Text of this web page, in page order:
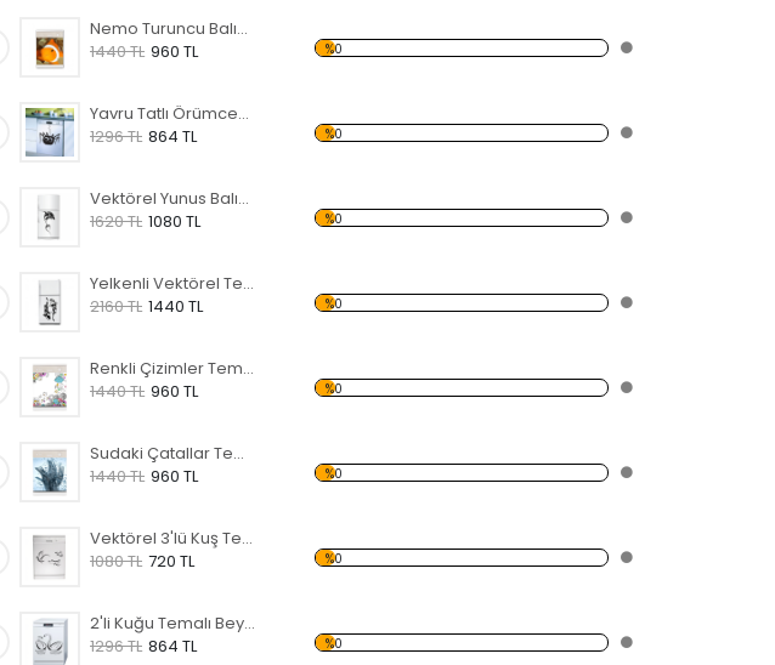
Nemo Turuncu Balık Temalı Beyaz Eşya Sticker
1440 TL 960 TL %0
Yavru Tatlı Örümcek Temalı Beyaz Eşya Sticker
1296 TL 864 TL %0
Vektörel Yunus Balığı Temalı Beyaz Eşya Sticker
1620 TL 1080 TL %0
Yelkenli Vektörel Temalı Beyaz Eşya Sticker
2160 TL 1440 TL %0
Renkli Çizimler Temalı Beyaz Eşya Sticker
1440 TL 960 TL %0
Sudaki Çatallar Temalı Beyaz Eşya Sticker
1440 TL 960 TL %0
Vektörel 3'lü Kuş Temalı Beyaz Eşya Sticker
1080 TL 720 TL %0
2'li Kuğu Temalı Beyaz Eşya Sticker
1296 TL 864 TL %0